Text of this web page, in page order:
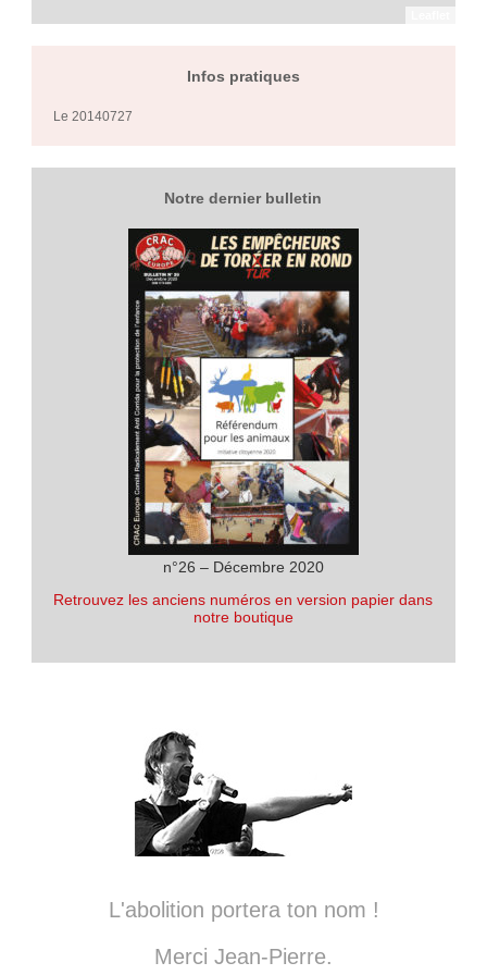
Infos pratiques
Le 20140727
Notre dernier bulletin
n°26 – Décembre 2020
Retrouvez les anciens numéros en version papier dans
notre boutique
L'abolition portera ton nom !
Merci Jean-Pierre.